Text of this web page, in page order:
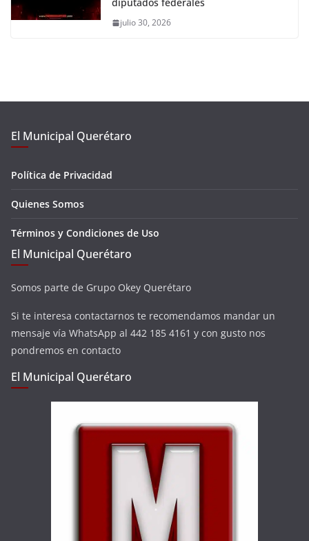
diputados federales
julio 30, 2026
El Municipal Querétaro
Política de Privacidad
Quienes Somos
Términos y Condiciones de Uso
El Municipal Querétaro
Somos parte de Grupo Okey Querétaro
Si te interesa contactarnos te recomendamos mandar un
mensaje vía WhatsApp al 442 185 4161 y con gusto nos
pondremos en contacto
El Municipal Querétaro